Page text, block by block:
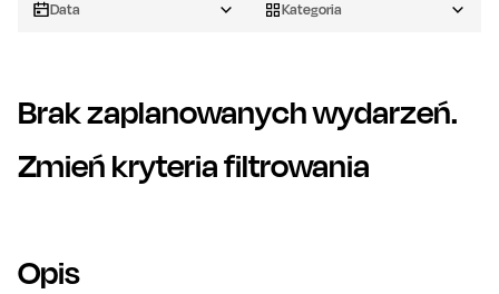
Data Kategoria
Brak zaplanowanych wydarzeń.
Zmień kryteria filtrowania
Opis